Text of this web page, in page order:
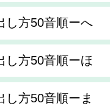
し方50音順ーへ
し方50音順ーほ
し方50音順ーま